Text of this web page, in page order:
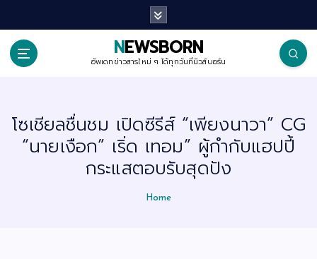
i
NEWSBORN
อัพเดทข่าวสารใหม่ ๆ ได้ทุกวันที่นิวส์บอร์น
โซเชียลชื่นชม เปิดซีรีส์ “เพียงนาวา” CG
“นายเงือก” เริ่ด เทอม” ผู้กำกับแฮปปี้
กระแสตอบรับสุดปัง
Home